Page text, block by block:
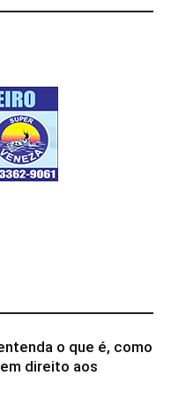
o que é, como
direito aos